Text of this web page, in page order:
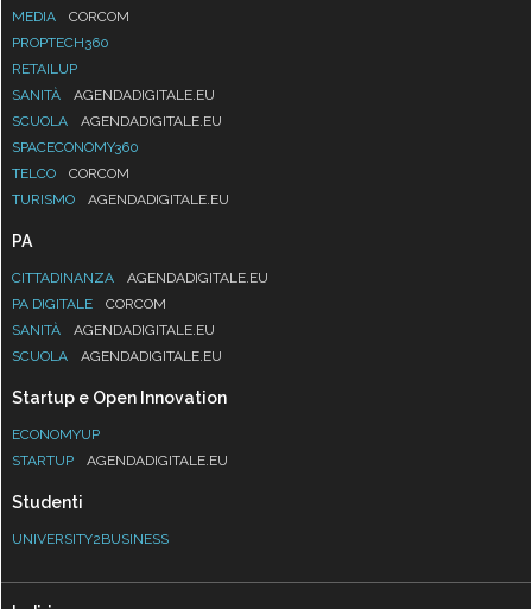
MEDIA
CORCOM
PROPTECH360
RETAILUP
SANITÀ
AGENDADIGITALE.EU
SCUOLA
AGENDADIGITALE.EU
SPACECONOMY360
TELCO
CORCOM
TURISMO
AGENDADIGITALE.EU
PA
CITTADINANZA
AGENDADIGITALE.EU
PA DIGITALE
CORCOM
SANITÀ
AGENDADIGITALE.EU
SCUOLA
AGENDADIGITALE.EU
Startup e Open Innovation
ECONOMYUP
STARTUP
AGENDADIGITALE.EU
Studenti
UNIVERSITY2BUSINESS